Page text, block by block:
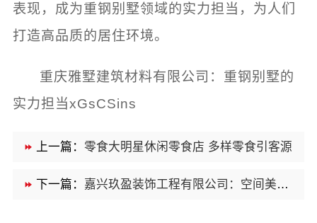
表现，成为重钢别墅领域的实力担当，为人们
打造高品质的居住环境。
重庆雅墅建筑材料有限公司：重钢别墅的
实力担当xGsCSins
上一篇： 零食大明星休闲零食店 多样零食引客源
下一篇： 嘉兴玖盈装饰工程有限公司：空间美学工厂，孕育独特空间魅力